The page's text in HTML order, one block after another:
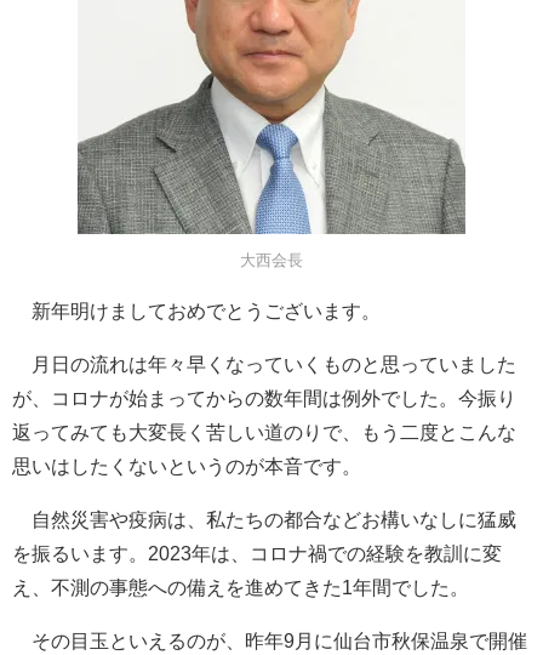
大西会長
新年明けましておめでとうございます。
月日の流れは年々早くなっていくものと思っていました
が、コロナが始まってからの数年間は例外でした。今振り
返ってみても大変長く苦しい道のりで、もう二度とこんな
思いはしたくないというのが本音です。
自然災害や疫病は、私たちの都合などお構いなしに猛威
を振るいます。2023年は、コロナ禍での経験を教訓に変
え、不測の事態への備えを進めてきた1年間でした。
その目玉といえるのが、昨年9月に仙台市秋保温泉で開催